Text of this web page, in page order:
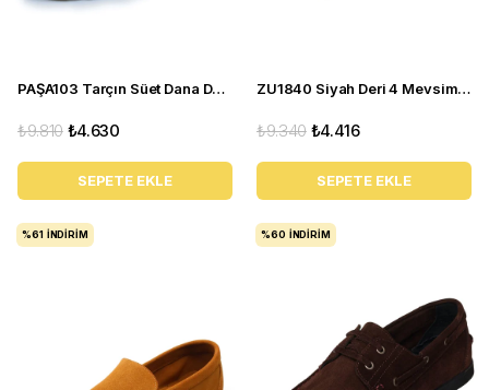
PAŞA103 Tarçın Süet Dana Derisi Esnek rahagt Termo Taban Rahat Geniş Konforlu Taban. ÖZEL Seri.
₺4.630
₺9.810
SEPETE EKLE
ZU1840 Siyah Deri 4 Mevsim Büyük Numara Üst Kalite Erkek Ayakkabısı
₺4.416
₺9.340
SEPETE EKLE
%61 İNDIRIM %60 İNDIRIM